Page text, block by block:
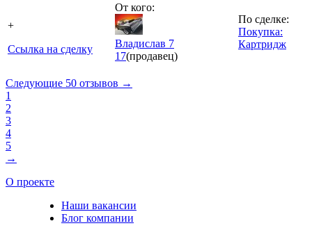
+
Ссылка на сделку
От кого:
Владислав 7
17(продавец)
По сделке:
Покупка:
Картридж
Следующие 50 отзывов →
1
2
3
4
5
→
О проекте
Наши вакансии
Блог компании